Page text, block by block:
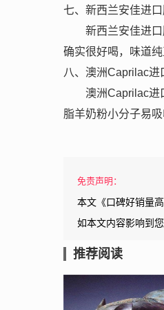
七、新西兰安佳进
新西兰安佳进
确实很好喝，味道
八、澳洲Caprilac进
澳洲Caprilac进
脂羊奶粉小分子易
免责声明：
本文《口碑好销量
如本文内容影响到
推荐阅读